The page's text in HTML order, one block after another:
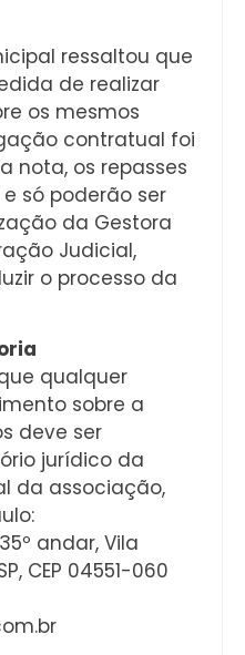
ressaltou que
de realizar
os mesmos
contratual foi
nota, os repasses
só poderão ser
da Gestora
Judicial,
o processo da
qualquer
sobre a
deve ser
jurídico da
da associação,
andar, Vila
CEP 04551-060